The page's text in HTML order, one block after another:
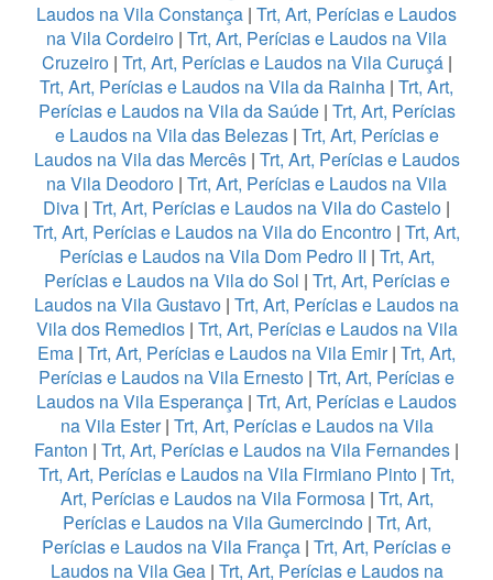
Laudos na Vila Constança | Trt, Art, Perícias e Laudos
na Vila Cordeiro | Trt, Art, Perícias e Laudos na Vila
Cruzeiro | Trt, Art, Perícias e Laudos na Vila Curuçá |
Trt, Art, Perícias e Laudos na Vila da Rainha | Trt, Art,
Perícias e Laudos na Vila da Saúde| Trt, Art, Perícias
e Laudos na Vila das Belezas| Trt, Art, Perícias e
Laudos na Vila das Mercês| Trt, Art, Perícias e Laudos
na Vila Deodoro | Trt, Art, Perícias e Laudos na Vila
Diva | Trt, Art, Perícias e Laudos na Vila do Castelo |
Trt, Art, Perícias e Laudos na Vila do Encontro | Trt, Art,
Perícias e Laudos na Vila Dom Pedro II | Trt, Art,
Perícias e Laudos na Vila do Sol | Trt, Art, Perícias e
Laudos na Vila Gustavo | Trt, Art, Perícias e Laudos na
Vila dos Remedios| Trt, Art, Perícias e Laudos na Vila
Ema | Trt, Art, Perícias e Laudos na Vila Emir| Trt, Art,
Perícias e Laudos na Vila Ernesto | Trt, Art, Perícias e
Laudos na Vila Esperança | Trt, Art, Perícias e Laudos
na Vila Ester| Trt, Art, Perícias e Laudos na Vila
Fanton | Trt, Art, Perícias e Laudos na Vila Fernandes |
Trt, Art, Perícias e Laudos na Vila Firmiano Pinto | Trt,
Art, Perícias e Laudos na Vila Formosa| Trt, Art,
Perícias e Laudos na Vila Gumercindo| Trt, Art,
Perícias e Laudos na Vila França | Trt, Art, Perícias e
Laudos na Vila Gea| Trt, Art, Perícias e Laudos na